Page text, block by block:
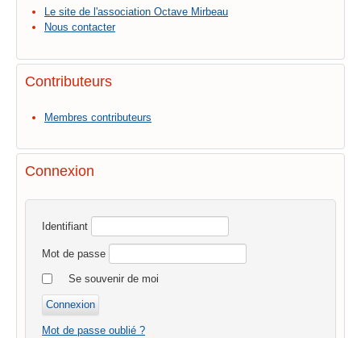
Le site de l'association Octave Mirbeau
Nous contacter
Contributeurs
Membres contributeurs
Connexion
Identifiant
Mot de passe
Se souvenir de moi
Mot de passe oublié ?